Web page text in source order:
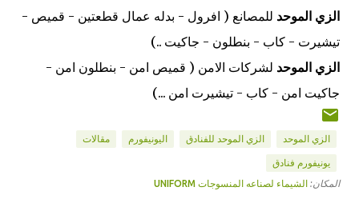
الزي الموحد للمصانع ( افرول - بدله عمال قطعتين - قميص -
تيشيرت - كاب - بنطلون - جاكيت ..)
الزي الموحد لشركات الامن ( قميص امن - بنطلون امن -
جاكيت امن - كاب - تيشيرت امن ...)
الزي الموحد الزي الموحد للفنادق اليونيفورم مقالات
يونيفورم فنادق
المكان: الشيماء لصناعه المنسوجات UNIFORM